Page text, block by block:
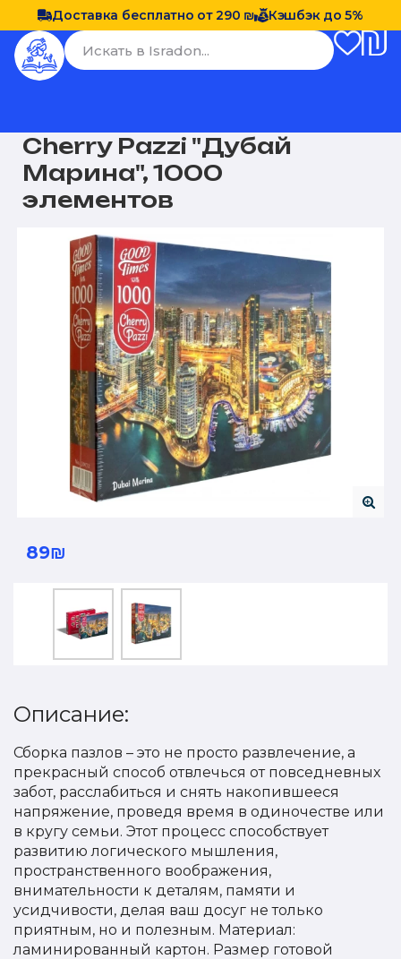
Доставка бесплатно от 290 ₪ Кэшбэк до 5%
Cherry Pazzi "Дубай
Марина", 1000
элементов
89₪
Описание:
Сборка пазлов – это не просто развлечение, а
прекрасный способ отвлечься от повседневных
забот, расслабиться и снять накопившееся
напряжение, проведя время в одиночестве или
в кругу семьи. Этот процесс способствует
развитию логического мышления,
пространственного воображения,
внимательности к деталям, памяти и
усидчивости, делая ваш досуг не только
приятным, но и полезным. Материал:
ламинированный картон. Размер готовой